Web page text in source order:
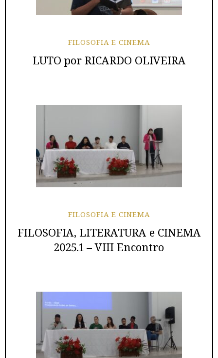
FILOSOFIA E CINEMA
LUTO por RICARDO OLIVEIRA
FILOSOFIA E CINEMA
FILOSOFIA, LITERATURA e CINEMA
2025.1 – VIII Encontro